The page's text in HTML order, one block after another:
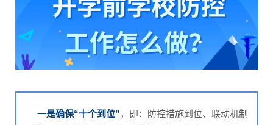
一是确保“十个到位”，即：防控措施到位、联动机制